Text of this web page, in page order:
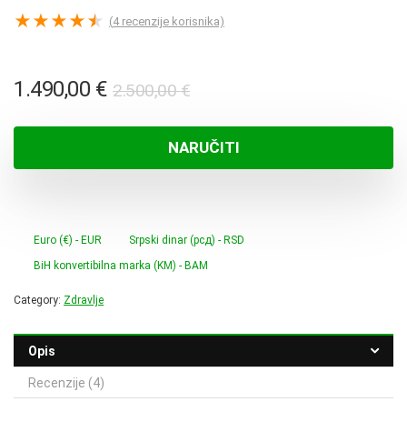
★★★★★ (4recenzije korisnika)
2.500,00€Izvorna
bila
je:
1.490,00 €
Trenutna
je:
1.490,00 €.
NARUČITI
Euro (€) - EUR
Srpski dinar (рсд) - RSD
BiH konvertibilna marka (KM) - BAM
Category: Zdravlje
Opis
Recenzije (4)